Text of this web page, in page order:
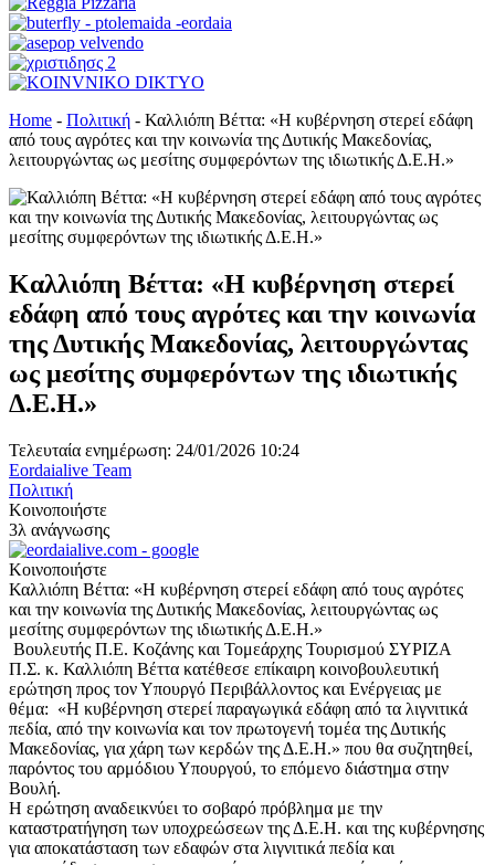
Home - Πολιτική - Καλλιόπη Βέττα: «Η κυβέρνηση στερεί εδάφη
από τους αγρότες και την κοινωνία της Δυτικής Μακεδονίας,
λειτουργώντας ως μεσίτης συμφερόντων της ιδιωτικής Δ.Ε.Η.»
Καλλιόπη Βέττα: «Η κυβέρνηση στερεί
εδάφη από τους αγρότες και την κοινωνία
της Δυτικής Μακεδονίας, λειτουργώντας
ως μεσίτης συμφερόντων της ιδιωτικής
Δ.Ε.Η.»
Τελευταία ενημέρωση: 24/01/2026 10:24
Eordaialive Team
Πολιτική
Κοινοποιήστε
3λ ανάγνωσης
Κοινοποιήστε
Καλλιόπη Βέττα: «Η κυβέρνηση στερεί εδάφη από τους αγρότες
και την κοινωνία της Δυτικής Μακεδονίας, λειτουργώντας ως
μεσίτης συμφερόντων της ιδιωτικής Δ.Ε.Η.»
Βουλευτής Π.Ε. Κοζάνης και Τομεάρχης Τουρισμού ΣΥΡΙΖΑ
Π.Σ. κ. Καλλιόπη Βέττα κατέθεσε επίκαιρη κοινοβουλευτική
ερώτηση προς τον Υπουργό Περιβάλλοντος και Ενέργειας με
θέμα: «Η κυβέρνηση στερεί παραγωγικά εδάφη από τα λιγνιτικά
πεδία, από την κοινωνία και τον πρωτογενή τομέα της Δυτικής
Μακεδονίας, για χάρη των κερδών της Δ.Ε.Η.» που θα συζητηθεί,
παρόντος του αρμόδιου Υπουργού, το επόμενο διάστημα στην
Βουλή.
Η ερώτηση αναδεικνύει το σοβαρό πρόβλημα με την
καταστρατήγηση των υποχρεώσεων της Δ.Ε.Η. και της κυβέρνησης
για αποκατάσταση των εδαφών στα λιγνιτικά πεδία και